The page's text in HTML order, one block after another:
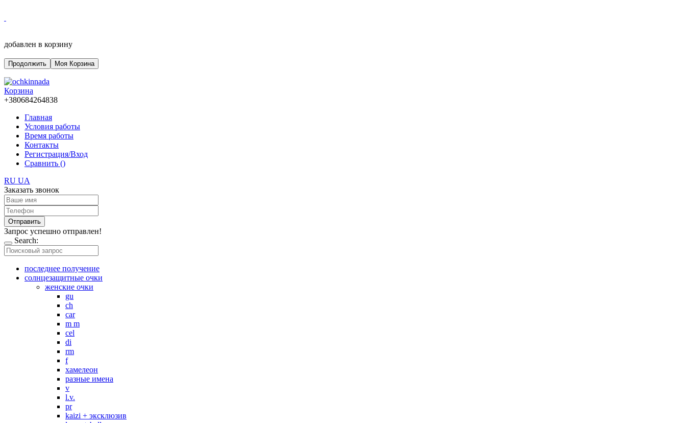
добавлен в корзину
Продолжить Моя Корзина
Корзина
+380684264838
Главная
Условия работы
Время работы
Контакты
Регистрация/Вход
Сравнить ()
RU UA
Заказать звонок
Отправить
Запрос успешно отправлен!
Search:
последнее получение
солнцезащитные очки
женские очки
gu
ch
car
m m
cel
di
rm
f
хамелеон
разные имена
v
l.v.
pr
kaizi + эксклюзив